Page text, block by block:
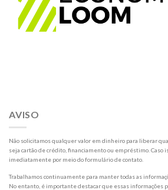
AVISO
Não solicitamos qualquer valor em dinheiro para liberar
seja cartão de crédito, financiamento ou empréstimo. Caso
imediatamente por meio do formulário de contato.
Trabalhamos continuamente para manter todas as
No entanto, é importante destacar que essas informações